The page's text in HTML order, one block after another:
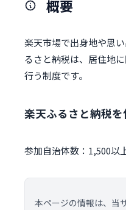
概要
楽天市場で出身地や思
るさと納税は、居住地
行う制度です。
楽天ふるさと納税
参加自治体数：1,500以
本ページの情報は、当